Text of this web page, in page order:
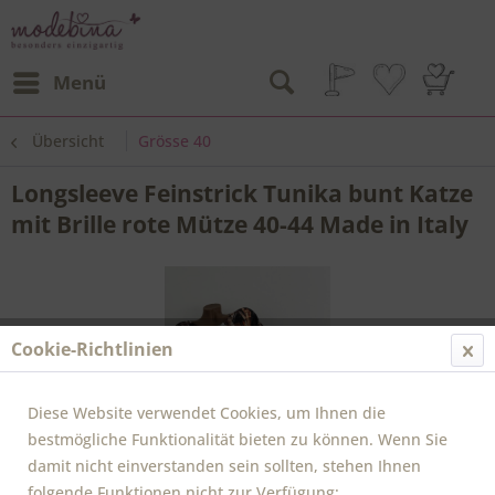
Menü
Übersicht Grösse 40
Longsleeve Feinstrick Tunika bunt Katze
mit Brille rote Mütze 40-44 Made in Italy
Cookie-Richtlinien
Diese Website verwendet Cookies, um Ihnen die
bestmögliche Funktionalität bieten zu können. Wenn Sie
damit nicht einverstanden sein sollten, stehen Ihnen